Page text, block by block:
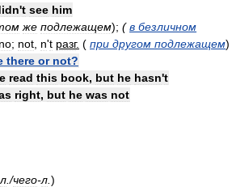
't see him
же подлежащем); ( в безличном
no; not n't разг. ( при другом подлежащем)
there or not?
read this book, but he hasn't
right, but he was not
л./чего-л )